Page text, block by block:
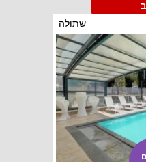
שתולה